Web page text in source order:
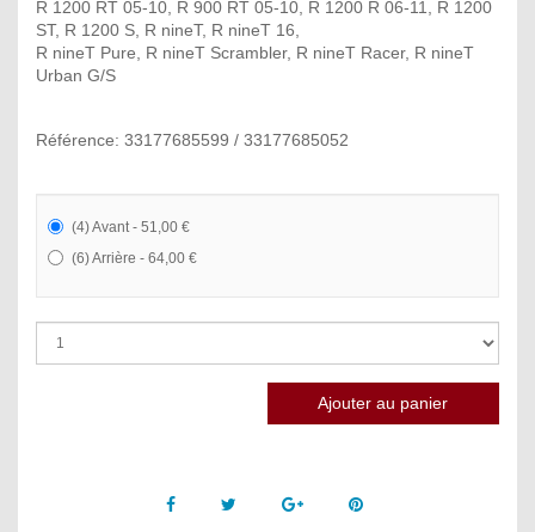
R 1200 RT 05-10, R 900 RT 05-10, R 1200 R 06-11, R 1200
ST, R 1200 S, R nineT, R nineT 16,
R nineT Pure, R nineT Scrambler, R nineT Racer, R nineT
Urban G/S
Référence: 33177685599 / 33177685052
(4) Avant - 51,00 €
(6) Arrière - 64,00 €
Facebook Twitter Google +Pinterest